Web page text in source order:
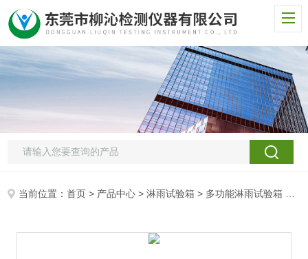
当前位置：首页 > 产品中心 >淋雨试验箱 > 多功能淋雨试验箱